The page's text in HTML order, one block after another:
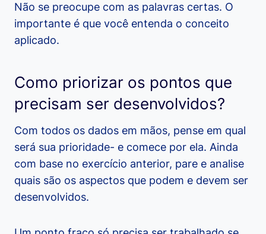
Não se preocupe com as palavras certas. O
importante é que você entenda o conceito
aplicado.
Como priorizar os pontos que
precisam ser desenvolvidos?
Com todos os dados em mãos, pense em qual
será sua prioridade- e comece por ela. Ainda
com base no exercício anterior, pare e analise
quais são os aspectos que podem e devem ser
desenvolvidos.